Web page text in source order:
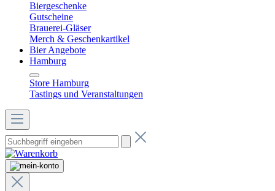
Biergeschenke
Gutscheine
Brauerei-Gläser
Merch & Geschenkartikel
Bier Angebote
Hamburg
Store Hamburg
Tastings und Veranstaltungen